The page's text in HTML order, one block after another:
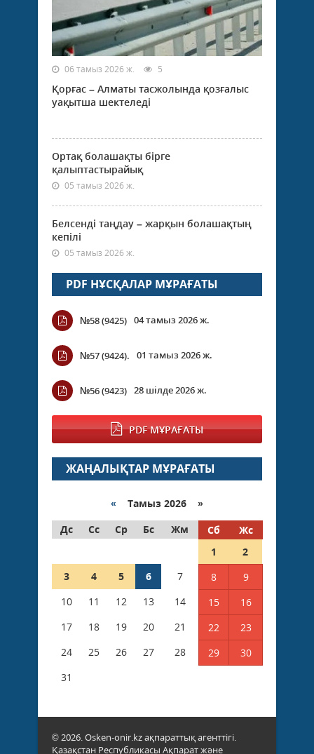
06 тамыз 2026 ж. 5
Қорғас – Алматы тасжолында қозғалыс
уақытша шектеледі
Ортақ болашақты бірге
қалыптастырайық
05 тамыз 2026 ж.
Белсенді таңдау – жарқын болашақтың
кепілі
05 тамыз 2026 ж.
PDF НҰСҚАЛАР МҰРАҒАТЫ
№58 (9425) 04 тамыз 2026 ж.
№57 (9424). 01 тамыз 2026 ж.
№56 (9423) 28 шілде 2026 ж.
PDF МҰРАҒАТЫ
ЖАҢАЛЫҚТАР МҰРАҒАТЫ
« Тамыз 2026 »
Дс
Сс Ср Бс Жм Сб
Жс
1
2
3
4 5 6 7 8
9
10
11 12 13 14 15
16
17
18 19 20 21 22
23
24
25 26 27 28 29
30
31
© 2026. Osken-onir.kz ақпараттық агенттігі.
Қазақстан Республикасы Ақпарат және